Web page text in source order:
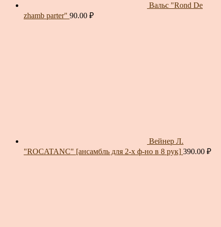
Вальс "Rond De
zhamb parter" 90.00 ₽
Вейнер Л.
"ROCATANC" [ансамбль для 2-х ф-но в 8 рук] 390.00 ₽